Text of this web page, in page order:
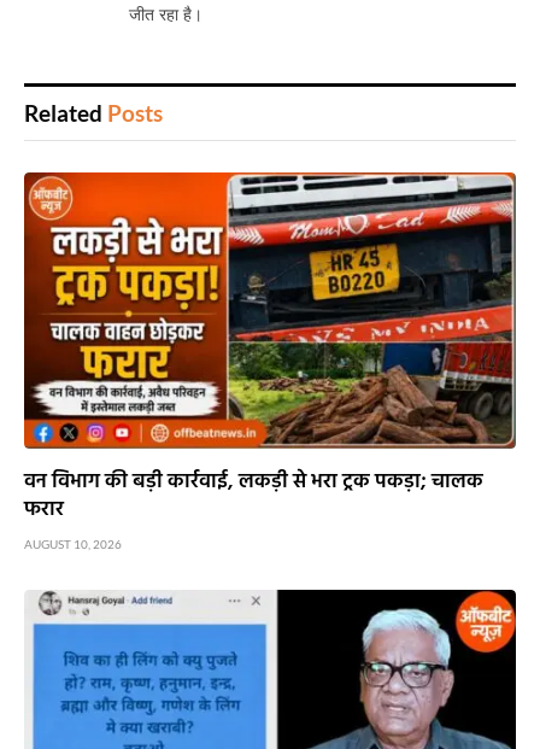
जीत रहा है।
Related Posts
वन विभाग की बड़ी कार्रवाई, लकड़ी से भरा ट्रक पकड़ा; चालक
फरार
AUGUST 10, 2026